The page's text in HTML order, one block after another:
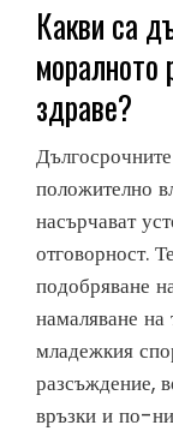
Какви са
моралното
здраве?
положително
насърчават
отговорност.
подобряване
намаляване на
младежкия
разсъждение,
връзки и по-